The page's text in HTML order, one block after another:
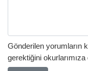
Gönderilen yorumların
gerektiğini okurlarımıza